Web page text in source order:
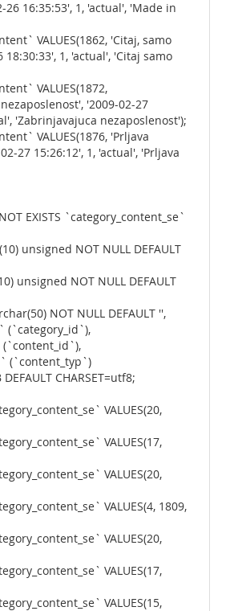
26 16:35:53', 1, 'actual', 'Made in
VALUES(1862, 'Citaj, samo
18:30:33', 1, 'actual', 'Citaj samo
VALUES(1872,
'2009-02-27
'Zabrinjavajuca nezaposlenost');
VALUES(1876, 'Prljava
27 15:26:12', 1, 'actual', 'Prljava
NOT EXISTS `category_content_se`
unsigned NOT NULL DEFAULT
unsigned NOT NULL DEFAULT
NOT NULL DEFAULT '',
(`category_id`),
(`content_id`),
(`content_typ`)
CHARSET=utf8;
VALUES(20,
VALUES(17,
VALUES(20,
VALUES(4, 1809,
VALUES(20,
VALUES(17,
VALUES(15,